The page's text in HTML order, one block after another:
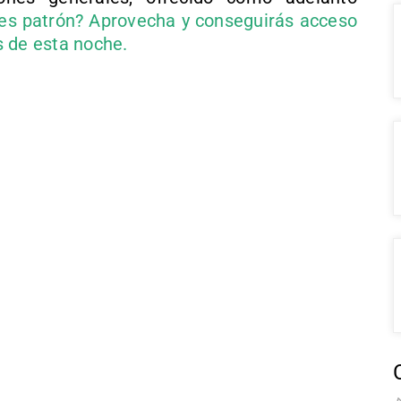
patrón? Aprovecha y conseguirás acceso
esta noche.